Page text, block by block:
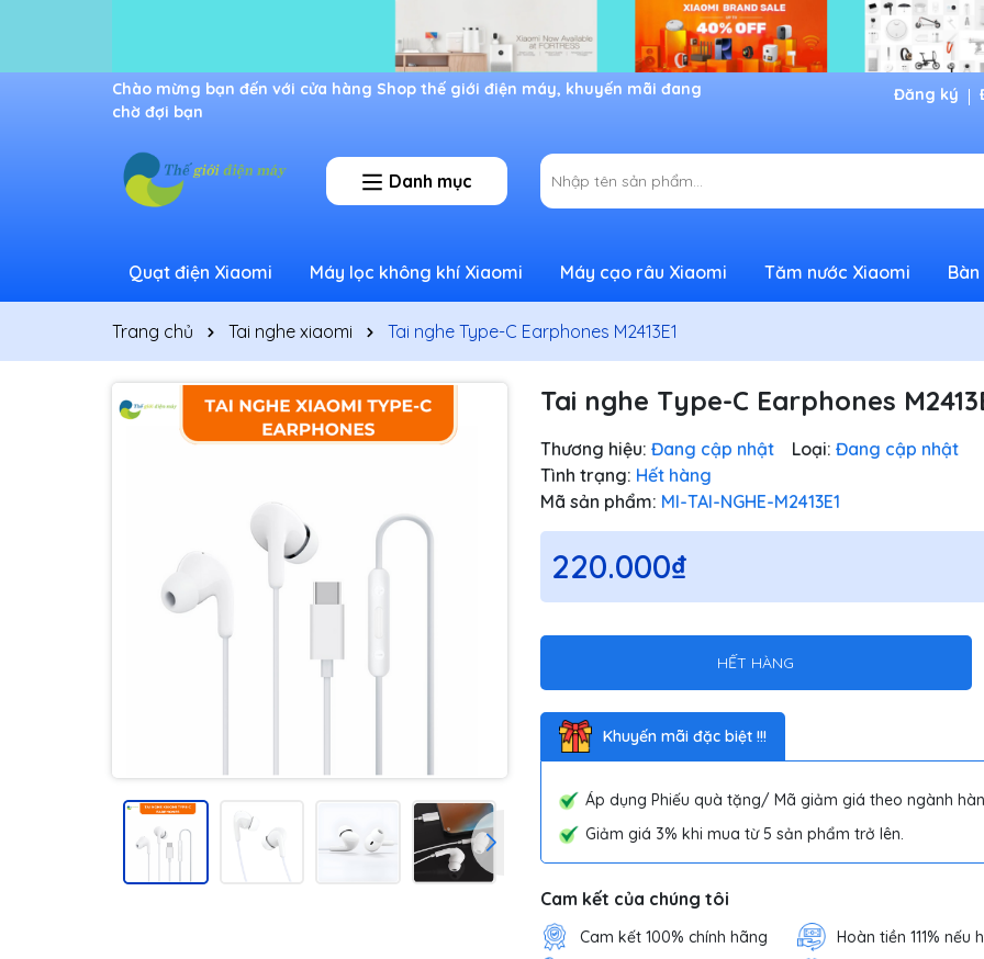
Ưu đãi lớn dành cho thành viên mới Đăng ký
Danh mục
Quạt điện Xiaomi Máy lọc không khí Xiaomi Máy cạo râu Xiaomi Tăm nước Xiaomi
Trang chủ Tai nghe xiaomi Tai nghe Type-C Earphones M2413E1
Tai nghe Type-C Earphones
Thương hiệu: Đang cập nhật Loại: Đang cập nhật
Tình trạng: Hết hàng
Mã sản phẩm: MI-TAI-NGHE-M2413E1
220.000₫
HẾT HÀNG
Khuyến mãi đặc biệt !!!
Áp dụng Phiếu quà tặng/ Mã giảm giá theo ngành
Giảm giá 3% khi mua từ 5 sản phẩm trở lên.
Cam kết của chúng tôi
Cam kết 100% chính hãng
Hoàn tiền 111% nếu